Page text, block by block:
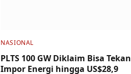
NASIONAL
PLTS 100 GW Diklaim Bisa Tekan
Impor Energi hingga US$28,9